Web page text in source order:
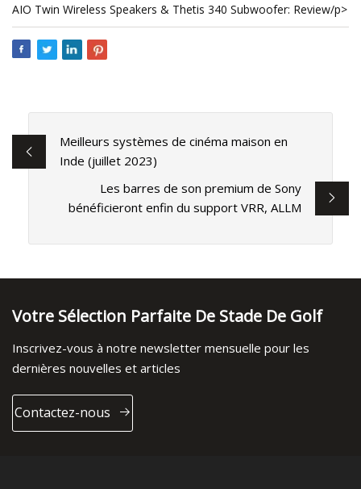
AIO Twin Wireless Speakers & Thetis 340 Subwoofer: Review/p>
Meilleurs systèmes de cinéma maison en
Inde (juillet 2023)
Les barres de son premium de Sony
bénéficieront enfin du support VRR, ALLM
Votre Sélection Parfaite De Stade De Golf
Inscrivez-vous à notre newsletter mensuelle pour les
dernières nouvelles et articles
Contactez-nous